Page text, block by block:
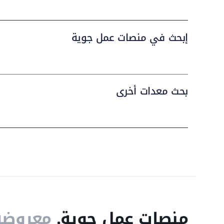
إبحث في منصات عمل جوية
بحث معدات أخرى